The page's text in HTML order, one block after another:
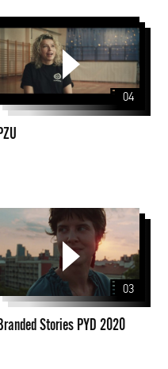
04
PZU
Branded
2020
03
Branded Stories PYD 2020